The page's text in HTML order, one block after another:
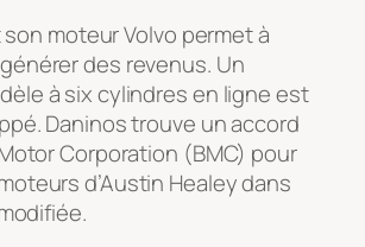
son moteur Volvo permet à
des revenus. Un
à six cylindres en ligne est
Daninos trouve un accord
Corporation (BMC) pour
d’Austin Healey dans